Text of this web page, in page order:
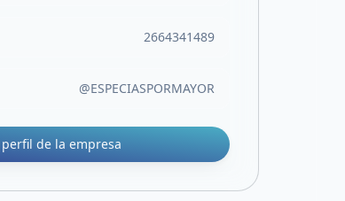
2664341489
@ESPECIASPORMAYOR
perfil de la empresa